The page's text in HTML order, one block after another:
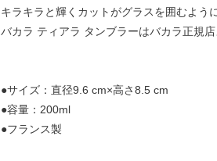
キラキラと輝くカットがグラスを囲むよう
バカラ ティアラ タンブラーはバカラ正規
●サイズ：直径9.6 cm×高さ8.5 cm
●容量：200ml
●フランス製